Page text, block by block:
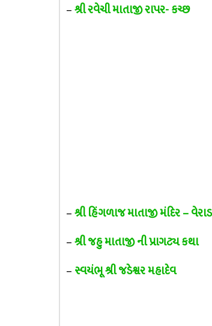
–શ્રી રવેચી માતાજી રાપર- કચ્છ
–શ્રી હિંગળાજ માતાજી મંદિર – વેરાડ
–શ્રી જહુ માતાજી ની પ્રાગટ્ય કથા
–સ્વયંભૂ શ્રી જડેશ્વર મહાદેવ